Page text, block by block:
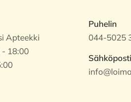
Apteekki
- 18:00
Puhelin
044-5025
Sähköposti